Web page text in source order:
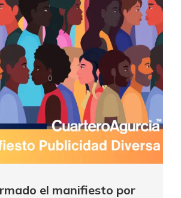
el manifiesto por